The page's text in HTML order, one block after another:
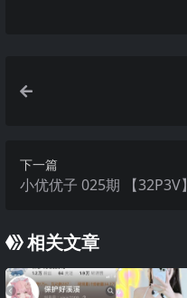
下一篇
小优优子 025期 【32P3V】
相关文章